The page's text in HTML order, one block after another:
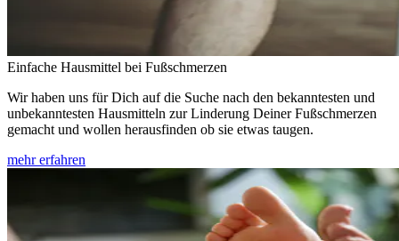
Einfache Hausmittel bei Fußschmerzen
Wir haben uns für Dich auf die Suche nach den bekanntesten und
unbekanntesten Hausmitteln zur Linderung Deiner Fußschmerzen
gemacht und wollen herausfinden ob sie etwas taugen.
mehr erfahren